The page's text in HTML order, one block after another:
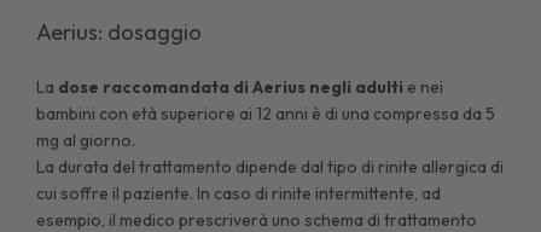
Aerius: dosaggio
La dose raccomandata di Aerius negli adulti e nei
bambini con età superiore ai 12 anni è di una compressa da 5
mg al giorno.
La durata del trattamento dipende dal tipo di rinite allergica di
cui soffre il paziente. In caso di rinite intermittente, ad
esempio, il medico prescriverà uno schema di trattamento